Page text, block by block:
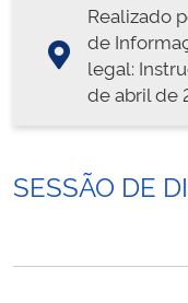
Realizado
de
legal:
de abril de
SESSÃO DE